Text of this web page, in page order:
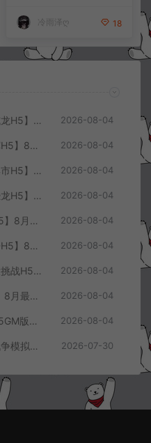
冷雨泽ღ 18
三网H5格斗游戏【热血校园威龙H5】8月最新整理Linux手工服务端+Win一键服务端+解压即玩+简易安卓客户端+详细搭建教程 2026-08-04
三网H5射击游戏【战场小指挥H5】8月最新整理Linux手工服务端+Win一键服务端+解压即玩+简易安卓客户端+详细搭建教程 2026-08-04
三网H5模拟经营游戏【猴子集市H5】8月最新整理Linux手工服务端+Win一键服务端+解压即玩+简易安卓客户端+详细搭建教程 2026-08-04
三网H5休闲游戏【合成进化恐龙H5】8月最新整理Linux手工服务端+Win一键服务端+解压即玩+简易安卓客户端+详细搭建教程 2026-08-04
三网H5休闲游戏【脑力测试H5】8月最新整理Linux手工服务端+Win一键服务端+解压即玩+简易安卓客户端+详细搭建教程 2026-08-04
三网H5休闲游戏【机器人厨房H5】8月最新整理Linux手工服务端+Win一键服务端+解压即玩+简易安卓客户端+详细搭建教程 2026-08-04
三网H5休闲游戏【水果欢乐大挑战H5】8月最新整理Linux手工服务端+Win一键服务端+解压即玩+简易安卓客户端+详细搭建教程 2026-08-04
三网H5休闲游戏【抓大鹅H5】8月最新整理Linux手工服务端+Win一键服务端+解压即玩+简易安卓客户端+详细搭建教程 2026-08-04
三网H5塔防游戏【小小梦魇H5GM版】7月最新整理Linux手工服务端+Win一键服务端+解压即玩+简易安卓客户端+详细搭建教程 2026-08-04
三网H5塔防游戏【植物僵尸战争模拟器H5】7月最新整理Linux手工服务端+Win一键服务端+解压即玩+简易安卓客户端+详细搭建教程 2026-07-30